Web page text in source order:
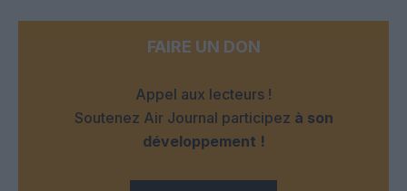
FAIRE UN DON
Appel aux lecteurs !
Soutenez Air Journal participez à son
développement !